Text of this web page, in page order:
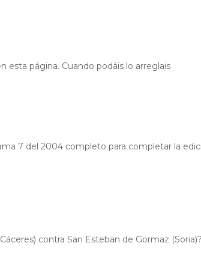
esta página. Cuando podáis lo arreglais
7 del 2004 completo para completar la
contra San Esteban de Gormaz